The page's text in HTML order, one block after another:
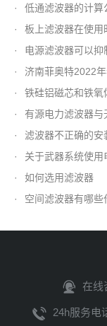
·
低通滤波器的计算
·
板上滤波器在使用
·
电源滤波器可以抑
·
济南菲奥特2022
·
铁硅铝磁芯和铁氧
·
有源电力滤波器
·
滤波器不正确的安
·
关于武器系统使
·
如何选用滤波器
·
空间滤波器有哪些
在线
24h服务电